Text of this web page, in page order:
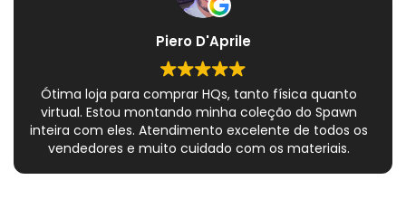
Piero D'Aprile
Ótima loja para comprar HQs, tanto física quanto
virtual. Estou montando minha coleção do Spawn
inteira com eles. Atendimento excelente de todos os
vendedores e muito cuidado com os materiais.